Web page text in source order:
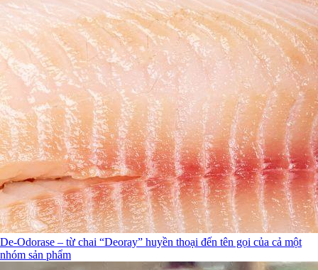
De-Odorase – từ chai “Deoray” huyền thoại đến tên gọi của cả một
nhóm sản phẩm